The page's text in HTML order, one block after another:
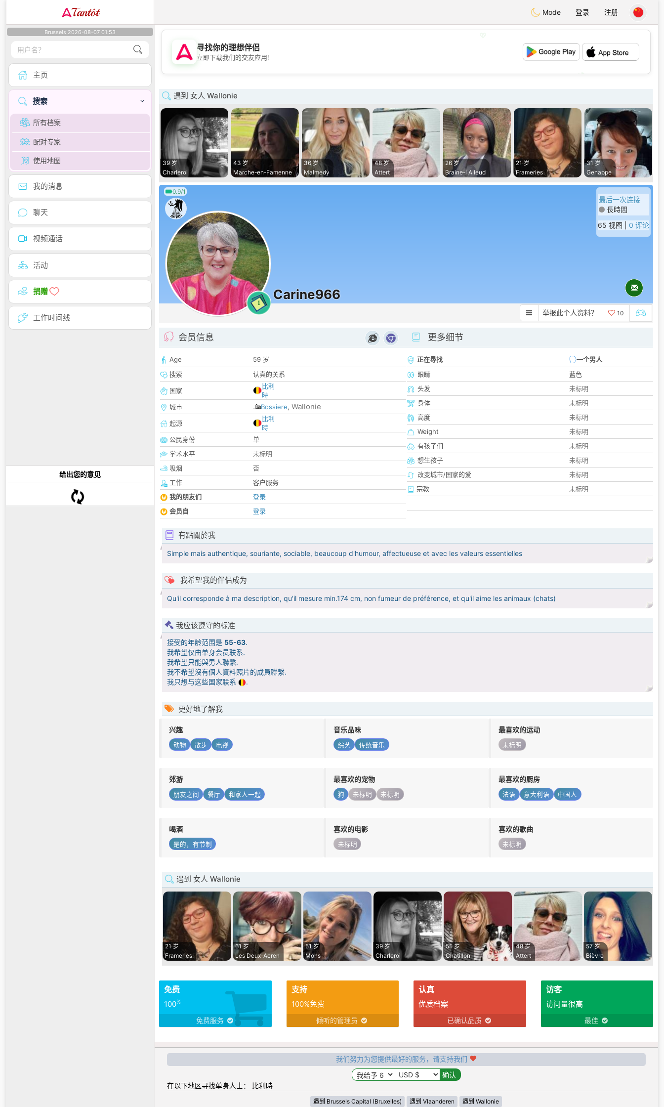
Tantôt Mode 登录 注册
Brussels 2026-08-07 01:53
主页
搜索
所有档案
配对专家
使用地图
我的消息
聊天
视频通话
活动
捐赠
工作时间线
给出您的意见
💖
💕
寻找你的理想伴侣
立即下载我们的交友应用！
遇到 女人 Wallonie
39 岁
Charleroi
43 岁
Marche-en-Famenne
36 岁
Malmedy
48 岁
Attert
26 岁
Braine-l Alleud
21 岁
Frameries
31 岁
Genappe
0.9/1
1
Carine966
最后一次连接
長時間
65 视图 | 0 评论
举报此个人资料？ 10
会员信息
Age
59 岁
搜索
认真的关系
国家
比利
時
城市
Bossiere, Wallonie
起源
比利
時
公民身份
单
学术水平
未标明
吸烟
否
工作
客户服务
我的朋友们
登录
会员自
登录
更多细节
正在尋找
一个男人
眼睛
蓝色
头发
未标明
身体
未标明
高度
未标明
Weight
未标明
有孩子们
未标明
想生孩子
未标明
改变城市/国家的爱
未标明
宗教
未标明
有點關於我
Simple mais authentique, souriante, sociable, beaucoup d'humour, affectueuse et avec les valeurs essentielles
我希望我的伴侣成为
Qu'il corresponde à ma description, qu'il mesure min.174 cm, non fumeur de préférence, et qu'il aime les animaux (chats)
我应该遵守的标准
接受的年龄范围是 55-63.
我希望仅由单身会员联系.
我希望只能與男人聯繫.
我不希望沒有個人資料照片的成員聯繫.
我只想与这些国家联系
.
更好地了解我
兴趣
动物 散步 电视
音乐品味
综艺 传统音乐
最喜欢的运动
未标明
郊游
朋友之间 餐厅 和家人一起
最喜欢的宠物
狗 未标明 未标明
最喜欢的厨房
法语 意大利语 中国人
喝酒
是的，有节制
喜欢的电影
未标明
喜欢的歌曲
未标明
遇到 女人 Wallonie
21 岁
Frameries
61 岁
Les Deux-Acren
51 岁
Mons
39 岁
Charleroi
55 岁
Chatillon
48 岁
Attert
57 岁
Bièvre
免费
100%
免费服务
支持
100%免费
倾听的管理员
认真
优质档案
已确认品质
访客
访问量很高
最佳
我们努力为您提供最好的服务，请支持我们
在以下地区寻找单身人士： 比利時
遇到 Brussels Capital (Bruxelles) 遇到 Vlaanderen 遇到 Wallonie